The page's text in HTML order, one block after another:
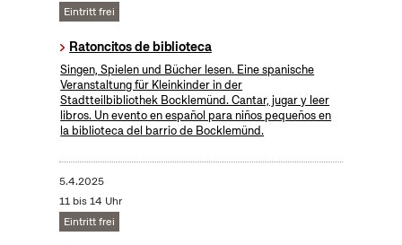
Eintritt frei
Ratoncitos de biblioteca
Singen, Spielen und Bücher lesen. Eine spanische
Veranstaltung für Kleinkinder in der
Stadtteilbibliothek Bocklemünd. Cantar, jugar y leer
libros. Un evento en español para niños pequeños en
la biblioteca del barrio de Bocklemünd.
5.4.2025
11 bis 14 Uhr
Eintritt frei